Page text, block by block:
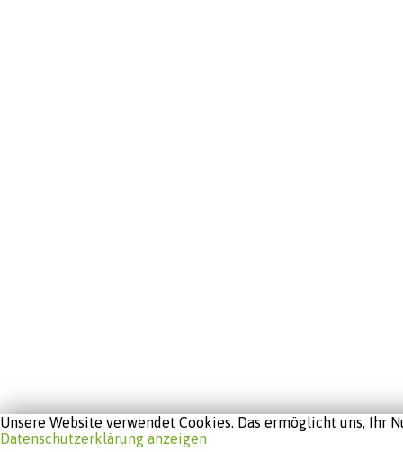
Unsere Website verwendet Cookies. Das ermöglicht uns,
Datenschutzerklärung anzeigen